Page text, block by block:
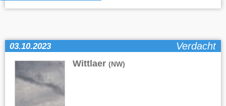
03.10.2023 Verdacht
Wittlaer (NW)